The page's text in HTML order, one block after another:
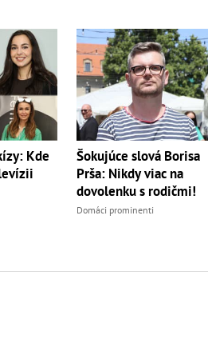
Kde
Šokujúce slová Borisa
Prša: Nikdy viac na
dovolenku s rodičmi!
Domáci prominenti